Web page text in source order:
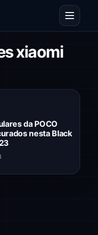
Abrir
xiaomi
da POCO
nesta Black